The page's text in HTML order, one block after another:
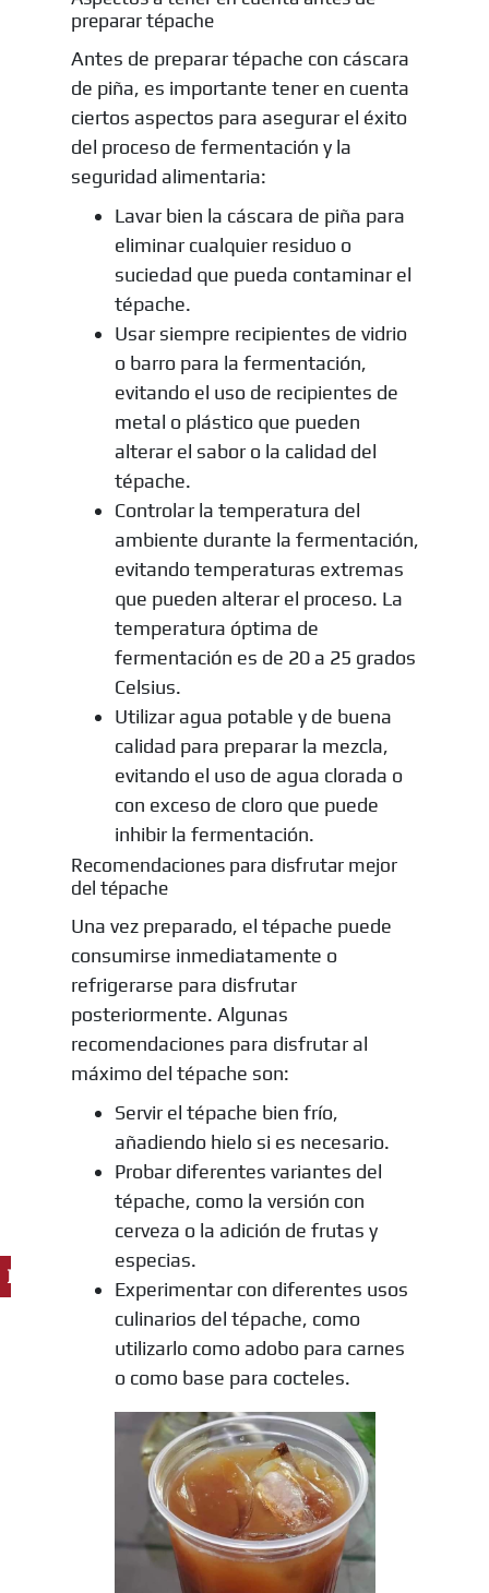
Ingredientes
preparar tépache
Antes de preparar tépache con cáscara
de piña, es importante tener en cuenta
ciertos aspectos para asegurar el éxito
del proceso de fermentación y la
seguridad alimentaria:
Lavar bien la cáscara de piña para
eliminar cualquier residuo o
suciedad que pueda contaminar el
tépache.
Usar siempre recipientes de vidrio
o barro para la fermentación,
evitando el uso de recipientes de
metal o plástico que pueden
alterar el sabor o la calidad del
tépache.
Controlar la temperatura del
ambiente durante la fermentación,
evitando temperaturas extremas
que pueden alterar el proceso. La
temperatura óptima de
fermentación es de 20 a 25 grados
Celsius.
Utilizar agua potable y de buena
calidad para preparar la mezcla,
evitando el uso de agua clorada o
con exceso de cloro que puede
inhibir la fermentación.
Recomendaciones para disfrutar mejor
del tépache
Una vez preparado, el tépache puede
consumirse inmediatamente o
refrigerarse para disfrutar
posteriormente. Algunas
recomendaciones para disfrutar al
máximo del tépache son:
Servir el tépache bien frío,
añadiendo hielo si es necesario.
Probar diferentes variantes del
tépache, como la versión con
cerveza o la adición de frutas y
especias.
Experimentar con diferentes usos
culinarios del tépache, como
utilizarlo como adobo para carnes
o como base para cocteles.